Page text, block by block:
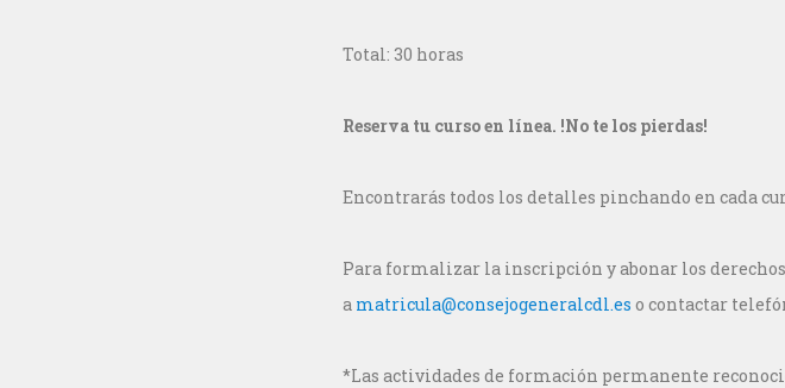
Total: 30 horas
Reserva tu curso en línea. !No te los pierdas!
Encontrarás todos los detalles pinchando en cada
Para formalizar la inscripción y abonar los
a matricula@consejogeneralcdl.es o contactar
*Las actividades de formación permanente